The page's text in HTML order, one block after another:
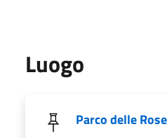
Luogo
Parco delle Rose